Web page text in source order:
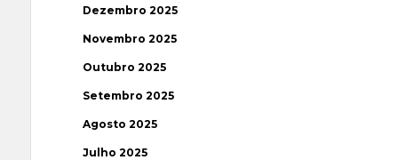
Dezembro 2025
Novembro 2025
Outubro 2025
Setembro 2025
Agosto 2025
Julho 2025